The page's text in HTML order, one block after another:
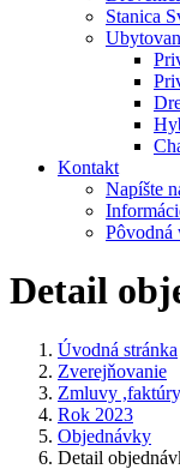
Stanica
Kontakt
Napíšte
Pôvodná
Detail
Úvodná stránka
Zverejňovanie
Zmluvy
Rok 2023
Objednávky
Detail